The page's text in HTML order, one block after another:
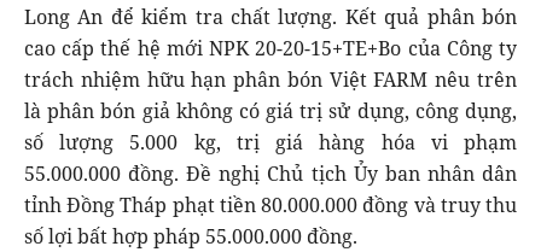
Long An để kiểm tra chất lượng. Kết quả phân bón
cao cấp thế hệ mới NPK 20-20-15+TE+Bo của Công ty
trách nhiệm hữu hạn phân bón Việt FARM nêu trên
là phân bón giả không có giá trị sử dụng, công dụng,
số lượng 5.000 kg, trị giá hàng hóa vi phạm
55.000.000 đồng. Đề nghị Chủ tịch Ủy ban nhân dân
tỉnh Đồng Tháp phạt tiền 80.000.000 đồng và truy thu
số lợi bất hợp pháp 55.000.000 đồng.